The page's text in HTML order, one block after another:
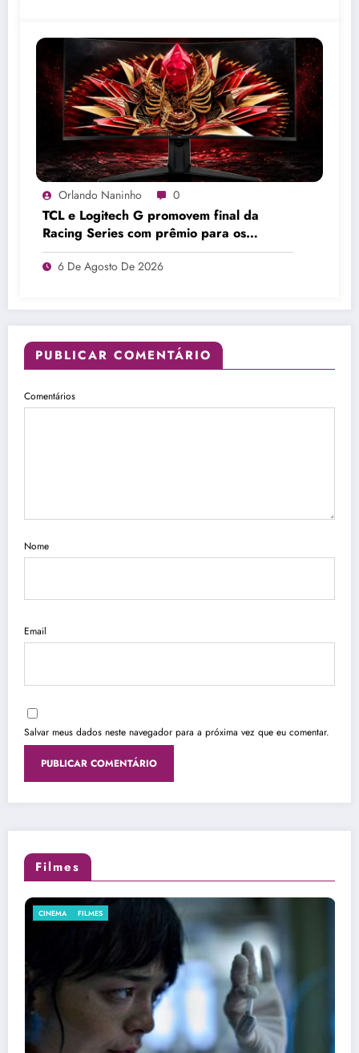
Orlando Naninho 0
TCL e Logitech G promovem final da
Racing Series com prêmio para os
melhores pilotos
6 De Agosto De 2026
PUBLICAR COMENTÁRIO
Comentários
Nome
Email
Salvar meus dados neste navegador para a próxima vez que eu comentar.
Filmes
STREAMING